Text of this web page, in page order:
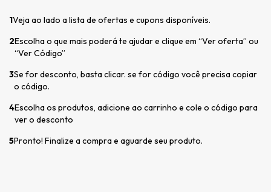
1Veja ao lado a lista de ofertas e cupons disponíveis.
2Escolha o que mais poderá te ajudar e clique em “Ver oferta” ou
“Ver Código”
3Se for desconto, basta clicar. se for código você precisa copiar
o código.
4Escolha os produtos, adicione ao carrinho e cole o código para
ver o desconto
5Pronto! Finalize a compra e aguarde seu produto.